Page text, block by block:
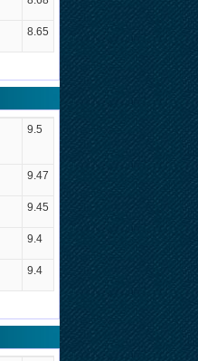
8.65
9.5
9.47
9.45
9.4
9.4